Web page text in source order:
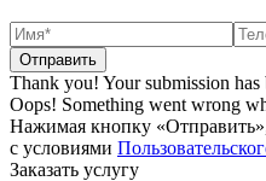
Thank you! Your submission has
Oops! Something went wrong
Нажимая кнопку
с условиями
Заказать услугу